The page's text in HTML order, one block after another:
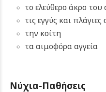
το ελεύθερο άκρο
τις εγγύς και
την κοίτη
τα αιμοφόρα αγγεία
Νύχια-Παθήσεις